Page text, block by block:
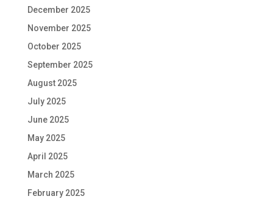
December 2025
November 2025
October 2025
September 2025
August 2025
July 2025
June 2025
May 2025
April 2025
March 2025
February 2025